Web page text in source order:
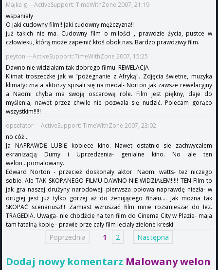
Majka g ---ActiveSupport::TimeWithZone 2007, 21:19
wspaniały
O jaki cudowny film!! Jaki cudowny mężczyzna!!
już takich nie ma. Cudowny film o miłości , prawdzie życia, pustce w
człowieku, którą może zapełnić ktoś obok nas. Bardzo prawdziwy film.
peyton ---ActiveSupport::TimeWithZone 2007, 15:25
Dawno nie widziałam tak dobrego filmu. REWELACJA
Klimat troszeczke jak w "pożegnanie z Afryką". Zdjęcia świetne, muzyka
klimatyczna a aktorzy spisali się na medal- Norton jak zawsze rewelacyjny
a Naomi chyba ma swoją oscarową role. Film jest piękny, daje do
myślenia, nawet przez chwile nie pozwala się nudzić. Polecam gorąco
wszystkim!!!!!
opsefator ---ActiveSupport::TimeWithZone 2007, 23:02
no cóż...
Ja NAPRAWDĘ LUBIĘ kobiece kino. Nawet ostatnio sie zachwycałem
ekranizacją Dumy i Uprzedzenia- genialne kino. No ale ten
welon...pomalowany.
Edward Norton - przecież doskonały aktor. Naomi watts- tez niczego
sobie. Ale TAK SKOPANEGO FILMU DAWNO NIE WIDZIAŁEM!!!!! TEN Film to
jak gra naszej drużyny narodowej: pierwsza połowa naprawdę niezła- w
drugiej jest już tylko gorzej aż do żenującego finału.... Jak można tak
SKOPAĆ scenariusz!!! Zamiast wzruszać film mnie rozsmieszał do łez.
TRAGEDIA. Uwaga- nie chodźcie na ten film do Cinema City w Plazie- maja
tam fatalną kopię - prawie prze caly film leciały zielone kreski
Poprzednia 1 2 Następna
Dodaj nowy komentarz Malowany welon